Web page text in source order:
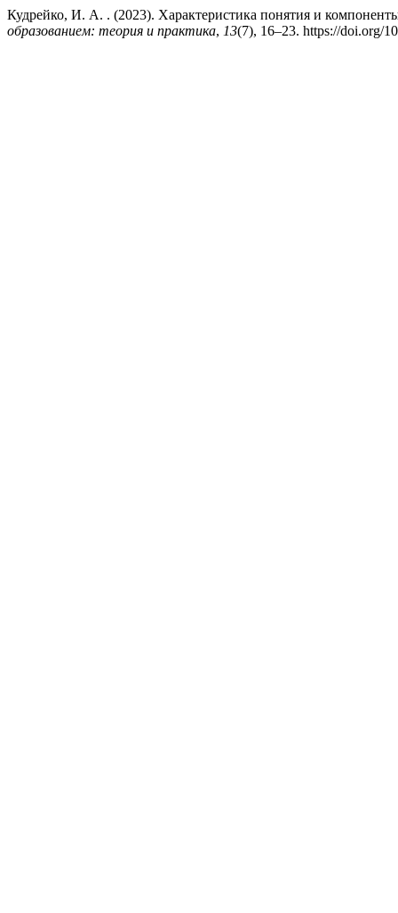
Кудрейко, И. А. . (2023). Характеристика понятия и
образованием: теория и практика, 13(7), 16–23. https://doi.org/